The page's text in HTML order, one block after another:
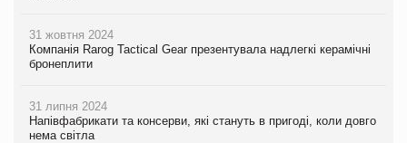
31 жовтня 2024
Компанія Rarog Tactical Gear презентувала надлегкі керамічні
бронеплити
31 липня 2024
Напівфабрикати та консерви, які стануть в пригоді, коли довго
нема світла